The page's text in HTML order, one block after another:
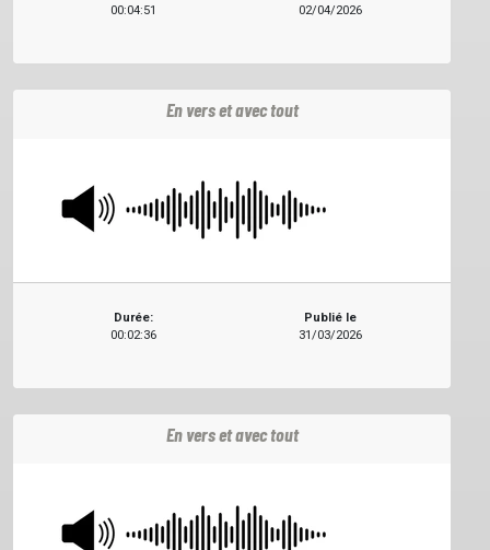
00:04:51
02/04/2026
En vers et avec tout
Durée:
00:02:36
Publié le
31/03/2026
En vers et avec tout